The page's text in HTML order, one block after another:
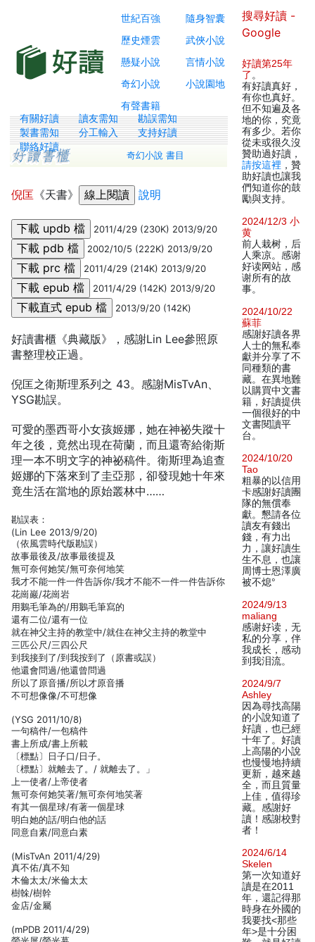
世紀百強
隨身智囊
歷史煙雲
武俠小說
懸疑小說
言情小說
奇幻小說
小說園地
有聲書籍
有關好讀 讀友需知
勘誤需知
製書需知
分工輸入
支持好讀
聯絡好讀
奇幻小說 書目
倪匡 《天書》 說明
2011/4/29 (230K) 2013/9/20
2002/10/5 (222K) 2013/9/20
2011/4/29 (214K) 2013/9/20
2011/4/29 (142K) 2013/9/20
2013/9/20 (142K)
好讀書櫃《典藏版》，感謝Lin Lee參照原
書整理校正過。
倪匡之衛斯理系列之 43。感謝MisTvAn、
YSG勘誤。
可愛的墨西哥小女孩姬娜，她在神祕失蹤十
年之後，竟然出現在荷蘭，而且還寄給衛斯
理一本不明文字的神祕稿件。衛斯理為追查
姬娜的下落來到了圭亞那，卻發現她十年來
竟生活在當地的原始叢林中……
勘誤表：
(Lin Lee 2013/9/20)
（依風雲時代版勘誤）
故事最後及/故事最後提及
無可奈何她笑/無可奈何地笑
我才不能一件一件告訴你/我才不能不一件一件告訴你
花崗巖/花崗岩
用鵝毛筆為的/用鵝毛筆寫的
還有二位/還有一位
就在神父主持的教堂中/就住在神父主持的教堂中
三匹公尺/三四公尺
到我接到了/到我按到了（原書或誤）
他還會問過/他還曾問過
所以了原音播/所以才原音播
不可想像像/不可想像
(YSG 2011/10/8)
一句稿件/一包稿件
書上所成/書上所載
〔標點〕日子口/日子。
〔標點〕就離去了。/ 就離去了。」
上一使者/上帝使者
無可奈何她笑著/無可奈何地笑著
有其一個星球/有著一個星球
明白她的話/明白他的話
同意自素/同意白素
(MisTvAn 2011/4/29)
真不佑/真不知
木倫太太/米倫太太
樹榦/樹幹
金店/金屬
(mPDB 2011/4/29)
搜尋好讀 -
Google
好讀第25年
了 。
有好讀真好，
有你也真好。
但不知遍及各
地的你，究竟
有多少。若你
從未或很久沒
贊助過好讀，
請按這裡 ，贊
助好讀也讓我
們知道你的鼓
勵與支持。
2024/12/3 小
黄
前人栽树，后
人乘凉。感谢
好读网站，感
谢所有的故
事。
2024/10/22
蘇菲
感謝好讀各界
人士的無私奉
獻并分享了不
同種類的書
藏。在異地難
以購買中文書
籍，好讀提供
一個很好的中
文書閱讀平
台。
2024/10/20
Tao
粗暴的以信用
卡感謝好讀團
隊的無償奉
獻。懇請各位
讀友有錢出
錢，有力出
力，讓好讀生
生不息，也讓
周博士恩澤廣
被不熄°
2024/9/13
maliang
感谢好读，无
私的分享，伴
我成长，感动
到我泪流。
2024/9/7
Ashley
因為尋找高陽
的小說知道了
好讀，也已經
十年了。好讀
上高陽的小說
也慢慢地持續
更新，越來越
全，而且質量
上佳，值得珍
藏。感謝好
讀！感謝校對
者！
2024/6/14
Skelen
第一次知道好
讀是在2011
年，還記得那
時身在外國的
我要找<那些
年>是十分困